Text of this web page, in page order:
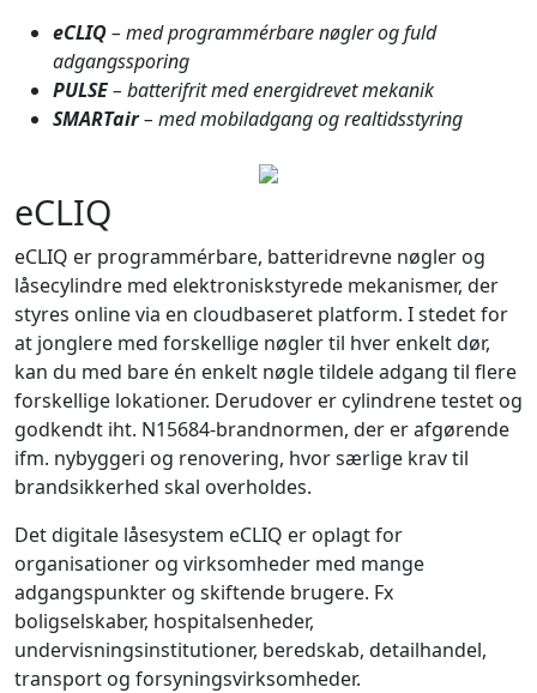
eCLIQ– med programmérbare nøgler og fuld
adgangssporing
PULSE– batterifrit med energidrevet mekanik
SMARTair– med mobiladgang og realtidsstyring
eCLIQ
eCLIQ er programmérbare, batteridrevne nøgler og
låsecylindre med elektroniskstyrede mekanismer, der
styres online via en cloudbaseret platform. I stedet for
at jonglere med forskellige nøgler til hver enkelt dør,
kan du med bare én enkelt nøgle tildele adgang til flere
forskellige lokationer. Derudover er cylindrene testet og
godkendt iht. N15684-brandnormen, der er afgørende
ifm. nybyggeri og renovering, hvor særlige krav til
brandsikkerhed skal overholdes.
Det digitale låsesystem eCLIQ er oplagt for
organisationer og virksomheder med mange
adgangspunkter og skiftende brugere. Fx
boligselskaber, hospitalsenheder,
undervisningsinstitutioner, beredskab, detailhandel,
transport og forsyningsvirksomheder.